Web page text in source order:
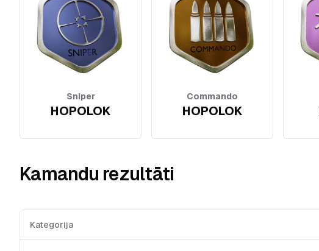
Sniper
HOPOLOK
Commando
HOPOLOK
Kamandu rezultāti
Kategorija